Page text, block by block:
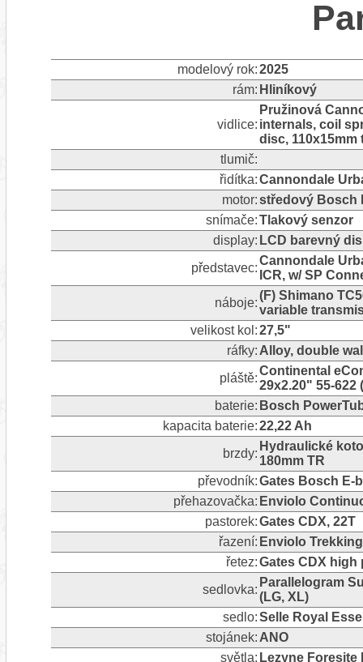
modelový rok:2025
rám: Hliníkový
vidlice:
Pružinová
internals, coil
disc, 110x15mm
tlumič:
řidítka:Cannondale
motor:středový Bosch
snímače:Tlakový senzor
display: LCD barevný
představec:
Cannondale
ICR, w/ SP
náboje:
(F) Shimano
variable
velikost kol:27,5"
ráfky: Alloy, double
pláště:
Continental
29x2.20" 55-622
baterie: Bosch
kapacita baterie:22,22 Ah
brzdy:
Hydraulické
180mm TR
převodník:Gates Bosch E-
přehazovačka: Enviolo
pastorek:Gates CDX, 22T
řazení: Enviolo
řetez:Gates CDX
sedlovka:
Parallelogram
(LG, XL)
sedlo:Selle Royal
stojánek: ANO
světla: Lezyne Foresite